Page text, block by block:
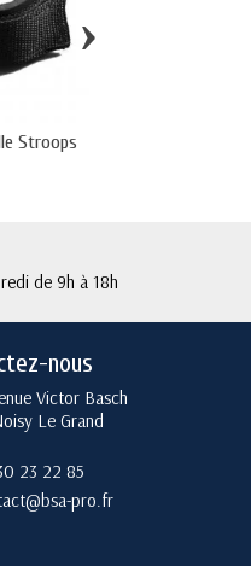
Stroops
›
de 9h à 18h
nous
Victor Basch
Le Grand
23 22 85
pro.fr